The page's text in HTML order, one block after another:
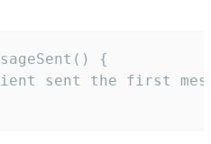
{
sent the first